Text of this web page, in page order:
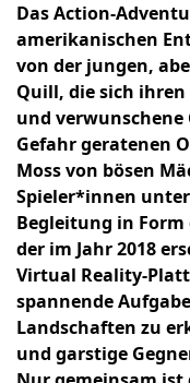
Das Action-
amerikanischen
von der jungen,
Quill, die sich ihren
und
Gefahr geratenen
Moss von bösen
Spieler*innen
Begleitung in Form
der im Jahr 2018
Virtual Reality-
spannende
Landschaften zu
und garstige